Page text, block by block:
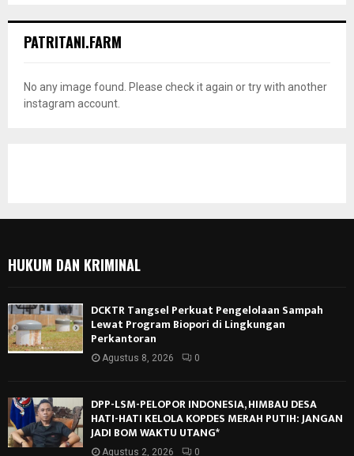
PATRITANI.FARM
No any image found. Please check it again or try with another
instagram account.
HUKUM DAN KRIMINAL
DCKTR Tangsel Perkuat Pengelolaan Sampah
Lewat Program Biopori di Lingkungan
Perkantoran
Agustus 8, 2026 0
DPP-LSM-PELOPOR INDONESIA, HIMBAU DESA
HATI-HATI KELOLA KOPDES MERAH PUTIH: JANGAN
JADI BOM WAKTU UTANG*
Agustus 2, 2026 0